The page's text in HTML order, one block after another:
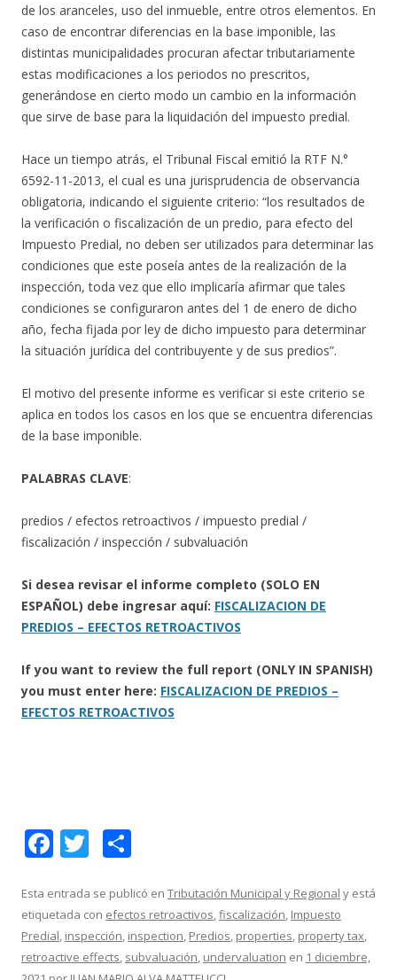
de los aranceles, uso del inmueble, entre otros elementos. En
caso de encontrar diferencias en la base imponible, las
distintas municipalidades procuran afectar tributariamente
estas modificaciones a los periodos no prescritos,
generándose en cierto modo un cambio en la información
que sirve de base para la liquidación del impuesto predial.
Hace un tiempo atrás, el Tribunal Fiscal emitió la RTF N.°
6592-11-2013, el cual es una jurisprudencia de observancia
obligatoria, indicando el siguiente criterio: “los resultados de
la verificación o fiscalización de un predio, para efecto del
Impuesto Predial, no deben ser utilizados para determinar las
condiciones que este poseía antes de la realización de la
inspección, toda vez que ello implicaría afirmar que tales
condiciones se configuraron antes del 1 de enero de dicho
año, fecha fijada por ley de dicho impuesto para determinar
la situación jurídica del contribuyente y de sus predios”.
El motivo del presente informe es verificar si este criterio se
aplica en todos los casos en los que se encuentra diferencias
de la base imponible.
PALABRAS CLAVE:
predios / efectos retroactivos / impuesto predial /
fiscalización / inspección / subvaluación
Si desea revisar el informe completo (SOLO EN
ESPAÑOL) debe ingresar aquí: FISCALIZACION DE
PREDIOS – EFECTOS RETROACTIVOS
If you want to review the full report (ONLY IN SPANISH)
you must enter here: FISCALIZACION DE PREDIOS –
EFECTOS RETROACTIVOS
F
ac
e
b
o
T
w
itt
er
m
p
ar
Esta entrada se publicó en Tributación Municipal y Regional y está
etiquetada con efectos retroactivos fiscalización Impuesto
Predial inspección inspection Predios properties property tax
retroactive effects subvaluación undervaluation en 1 diciembre,